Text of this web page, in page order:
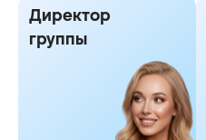
Директор
группы